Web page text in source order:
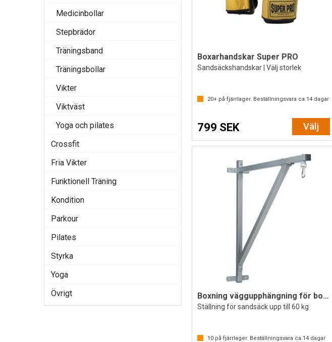
Medicinbollar
Stepbrädor
Träningsband
Träningsbollar
Vikter
Viktväst
Yoga och pilates
Crossfit
Fria Vikter
Funktionell Träning
Kondition
Parkour
Pilates
Styrka
Yoga
Övrigt
Boxarhandskar Super PRO
Sandsäckshandskar | Välj storlek
20+på fjärrlager. Beställningsvara ca.14dagar
799 SEK Välj
Boxning väggupphängning för boxningssäck
Ställning för sandsäck upp till 60 kg
10på fjärrlager. Beställningsvara ca. 14dagar